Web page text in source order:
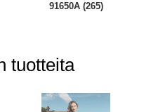
91650A (265)
tuotteita